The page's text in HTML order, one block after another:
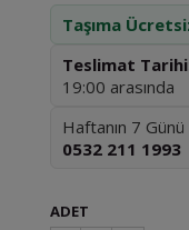
Taşıma
Teslimat
19:00 arasında
Haftanın 7
0532 211 1993
ADET